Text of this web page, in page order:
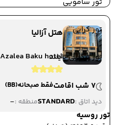
تور کرابی
تور ترکیبی تایلند
تور روسیه
هتل آزالیا
Azalea Baku hotel
7 شب اقامت
فقط صبحانه(BB)
دید اتاق :STANDARDمنطقه :-